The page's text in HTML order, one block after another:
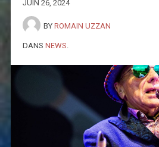
JUIN 26, 2024
BY ROMAIN UZZAN
DANS NEWS